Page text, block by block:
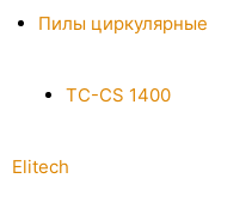
Пилы циркулярные
TC-CS 1400
Elitech